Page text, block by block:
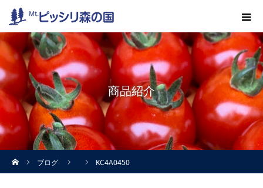
商品紹介
ブログ
KC4A0450